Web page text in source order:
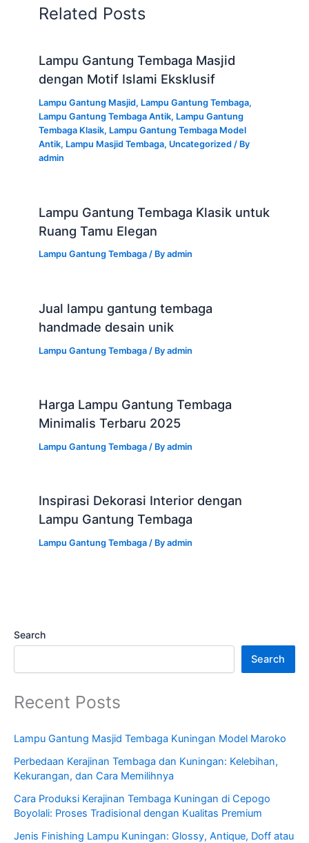
Related Posts
Lampu Gantung Tembaga Masjid
dengan Motif Islami Eksklusif
Lampu Gantung Masjid, Lampu Gantung Tembaga,
Lampu Gantung Tembaga Antik, Lampu Gantung
Tembaga Klasik, Lampu Gantung Tembaga Model
Antik, Lampu Masjid Tembaga, Uncategorized / By
admin
Lampu Gantung Tembaga Klasik untuk
Ruang Tamu Elegan
Lampu Gantung Tembaga / Byadmin
Jual lampu gantung tembaga
handmade desain unik
Lampu Gantung Tembaga / Byadmin
Harga Lampu Gantung Tembaga
Minimalis Terbaru 2025
Lampu Gantung Tembaga / Byadmin
Inspirasi Dekorasi Interior dengan
Lampu Gantung Tembaga
Lampu Gantung Tembaga / Byadmin
Search
Search
Recent Posts
Lampu Gantung Masjid Tembaga Kuningan Model Maroko
Perbedaan Kerajinan Tembaga dan Kuningan: Kelebihan,
Kekurangan, dan Cara Memilihnya
Cara Produksi Kerajinan Tembaga Kuningan di Cepogo
Boyolali: Proses Tradisional dengan Kualitas Premium
Jenis Finishing Lampu Kuningan: Glossy, Antique, Doff atau